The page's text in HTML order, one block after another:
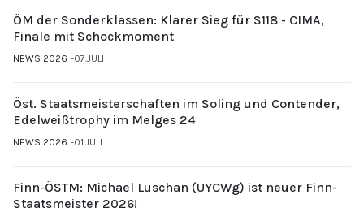
ÖM der Sonderklassen: Klarer Sieg für S118 - CIMA,
Finale mit Schockmoment
NEWS 2026 07.JULI
Öst. Staatsmeisterschaften im Soling und Contender,
Edelweißtrophy im Melges 24
NEWS 2026 01.JULI
Finn-ÖSTM: Michael Luschan (UYCWg) ist neuer Finn-
Staatsmeister 2026!